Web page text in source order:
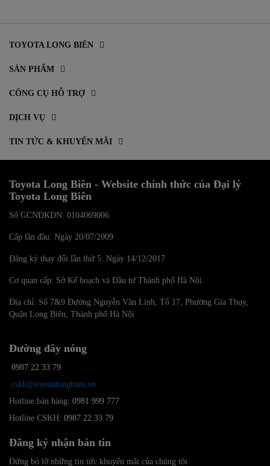
TOYOTA LONG BIÊN
SẢN PHẨM
CÔNG CỤ HỖ TRỢ
DỊCH VỤ
TIN TỨC & KHUYẾN MÃI
Toyota Long Biên - Website chính thức của Đại lý
Toyota Long Biên
Số GCNĐKDN: 0104069006
Cấp lần đầu: Ngày 20/07/2009
Đăng ký thay đổi lần thứ 5: Ngày 14/12/2017
Cơ quan cấp: Sở Kế hoạch và Đầu tư Thành phố Hà Nội
Địa chỉ: Số 7&9 Đường Nguyễn Văn Linh, Tổ 17, Phường Gia Thụy,
Quận Long Biên, Thành phố Hà Nội
Đường dây nóng
0987 22 33 79
cskh@toyotalongbien.vn
Hotline bán hàng: 0981 999 777
Hotline CSKH: 0987 22 33 79
Đăng ký nhận bản tin
Đừng bỏ lỡ những tin tức khuyến mãi của chúng tôi